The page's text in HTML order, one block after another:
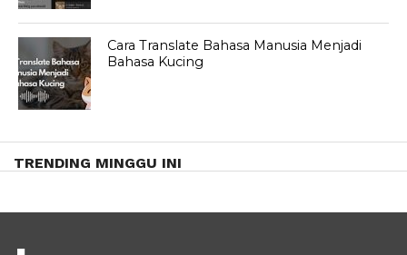
Cara Translate Bahasa Manusia Menjadi
Bahasa Kucing
TRENDING MINGGU INI